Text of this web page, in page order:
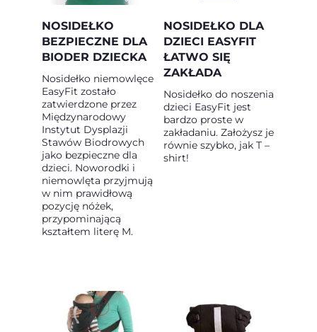
NOSIDEŁKO
BEZPIECZNE DLA
BIODER DZIECKA
Nosidełko niemowlęce
EasyFit zostało
zatwierdzone przez
Międzynarodowy
Instytut Dysplazji
Stawów Biodrowych
jako bezpieczne dla
dzieci. Noworodki i
niemowlęta przyjmują
w nim prawidłową
pozycję nóżek,
przypominającą
kształtem literę M.
NOSIDEŁKO DLA
DZIECI EASYFIT
ŁATWO SIĘ
ZAKŁADA
Nosidełko do noszenia
dzieci EasyFit jest
bardzo proste w
zakładaniu. Założysz je
równie szybko, jak T –
shirt!